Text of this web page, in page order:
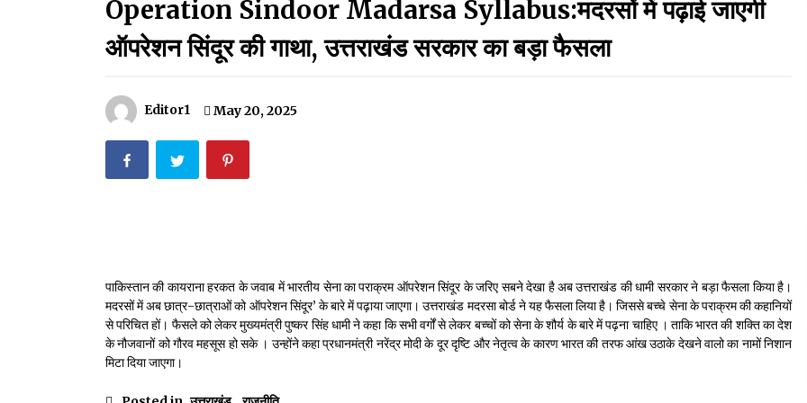
मदरसों का नाम अब्दुल कलाम के नाम पर रखने की घोषणा
December 18, 2023
September 7, 2023
May 14, 2022
Operation Sindoor Madarsa Syllabus:मदरसों में पढ़ाई जाएगी
ऑपरेशन सिंदूर की गाथा, उत्तराखंड सरकार का बड़ा फैसला
Editor1 May 20, 2025
पाकिस्तान की कायराना हरकत के जवाब में भारतीय सेना का पराक्रम ऑपरेशन सिंदूर के जरिए सबने देखा है अब उत्तराखंड की धामी सरकार ने बड़ा फैसला किया है।
मदरसों में अब छात्र-छात्राओं को ऑपरेशन सिंदूर’ के बारे में पढ़ाया जाएगा। उत्तराखंड मदरसा बोर्ड ने यह फैसला लिया है। जिससे बच्चे सेना के पराक्रम की कहानियों
से परिचित हों। फैसले को लेकर मुख्यमंत्री पुष्कर सिंह धामी ने कहा कि सभी वर्गों से लेकर बच्चों को सेना के शौर्य के बारे में पढ़ना चाहिए । ताकि भारत की शक्ति का देश
के नौजवानों को गौरव महसूस हो सके । उन्होंने कहा प्रधानमंत्री नरेंद्र मोदी के दूर दृष्टि और नेतृत्व के कारण भारत की तरफ आंख उठाके देखने वालो का नामों निशान
मिटा दिया जाएगा।